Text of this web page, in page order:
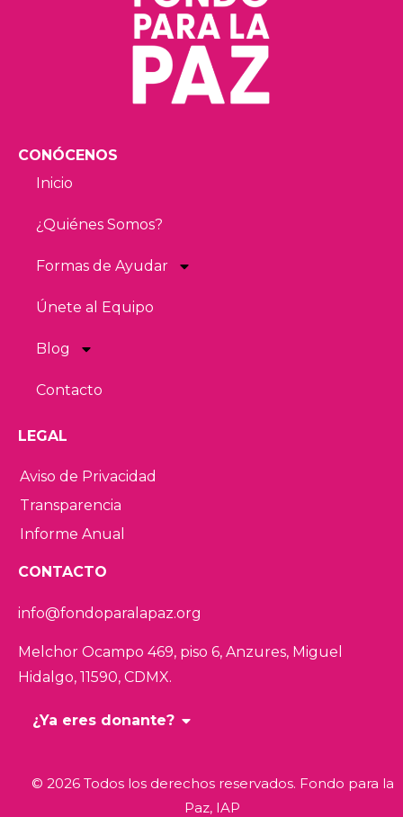
CONÓCENOS
Inicio
¿Quiénes Somos?
Formas de Ayudar
Únete al Equipo
Blog
Contacto
LEGAL
Aviso de Privacidad
Transparencia
Informe Anual
CONTACTO
info@fondoparalapaz.org
Melchor Ocampo 469, piso 6, Anzures, Miguel
Hidalgo, 11590, CDMX.
¿Ya eres donante?
© 2026 Todos los derechos reservados. Fondo para la
Paz, IAP